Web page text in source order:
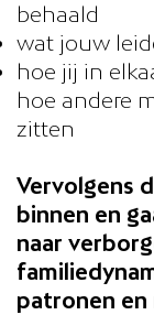
behaald
wat jouw
hoe jij in
hoe andere
zitten
Vervolgens
binnen en
naar
patronen